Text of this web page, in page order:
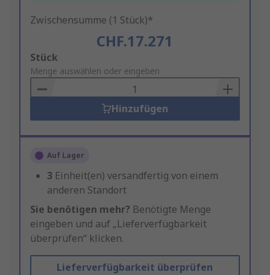
Zwischensumme (1 Stück)*
CHF.17.271
Add
to
Basket
Stück
Menge auswählen oder eingeben
Hinzufügen
Auf Lager
3 Einheit(en) versandfertig von einem
anderen Standort
Sie benötigen mehr? Benötigte Menge
eingeben und auf „Lieferverfügbarkeit
überprüfen“ klicken.
Lieferverfügbarkeit überprüfen